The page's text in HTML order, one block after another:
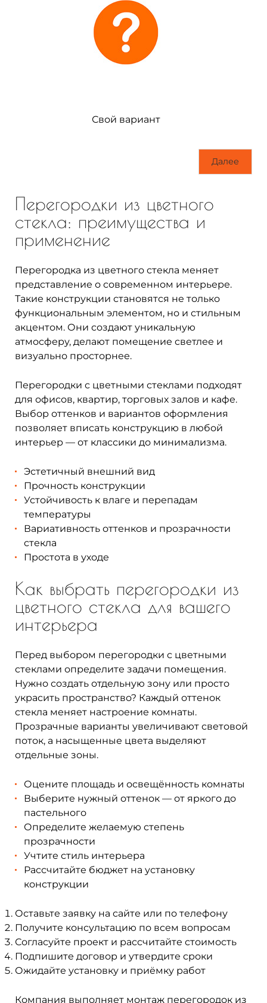
Свой вариант
Далее
Перегородки из цветного
стекла: преимущества и
применение
Перегородка из цветного стекла меняет
представление о современном интерьере.
Такие конструкции становятся не только
функциональным элементом, но и стильным
акцентом. Они создают уникальную
атмосферу, делают помещение светлее и
визуально просторнее.
Перегородки с цветными стеклами подходят
для офисов, квартир, торговых залов и кафе.
Выбор оттенков и вариантов оформления
позволяет вписать конструкцию в любой
интерьер — от классики до минимализма.
Эстетичный внешний вид
Прочность конструкции
Устойчивость к влаге и перепадам
температуры
Вариативность оттенков и прозрачности
стекла
Простота в уходе
Как выбрать перегородки из
цветного стекла для вашего
интерьера
Перед выбором перегородки с цветными
стеклами определите задачи помещения.
Нужно создать отдельную зону или просто
украсить пространство? Каждый оттенок
стекла меняет настроение комнаты.
Прозрачные варианты увеличивают световой
поток, а насыщенные цвета выделяют
отдельные зоны.
Оцените площадь и освещённость комнаты
Выберите нужный оттенок — от яркого до
пастельного
Определите желаемую степень
прозрачности
Учтите стиль интерьера
Рассчитайте бюджет на установку
конструкции
Оставьте заявку на сайте или по телефону
Получите консультацию по всем вопросам
Согласуйте проект и рассчитайте стоимость
Подпишите договор и утвердите сроки
Ожидайте установку и приёмку работ
Компания выполняет монтаж перегородок из